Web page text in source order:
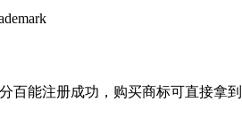
百能注册成功，购买商标可直接拿